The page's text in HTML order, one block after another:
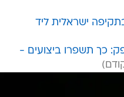
ישראלית ליד
כך תשפרו ביצועים -